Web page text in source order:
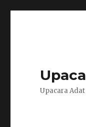
Upacara